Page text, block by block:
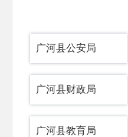
广河县公安局
广河县财政局
广河县教育局